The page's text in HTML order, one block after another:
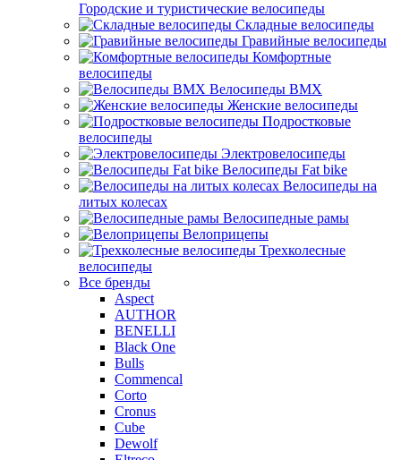
Городские и туристические велосипеды
Складные велосипеды
Гравийные велосипеды
Комфортные
велосипеды
Велосипеды BMX
Женские велосипеды
Подростковые
велосипеды
Электровелосипеды
Велосипеды Fat bike
Велосипеды на
литых колесах
Велосипедные рамы
Велоприцепы
Трехколесные
велосипеды
Все бренды
Aspect
AUTHOR
BENELLI
Black One
Bulls
Commencal
Corto
Cronus
Cube
Dewolf